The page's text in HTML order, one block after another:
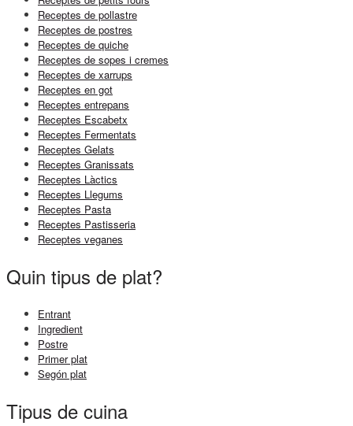
Receptes de pollastre
Receptes de postres
Receptes de quiche
Receptes de sopes i cremes
Receptes de xarrups
Receptes en got
Receptes entrepans
Receptes Escabetx
Receptes Fermentats
Receptes Gelats
Receptes Granissats
Receptes Làctics
Receptes Llegums
Receptes Pasta
Receptes Pastisseria
Receptes veganes
Quin tipus de plat?
Entrant
Ingredient
Postre
Primer plat
Segón plat
Tipus de cuina